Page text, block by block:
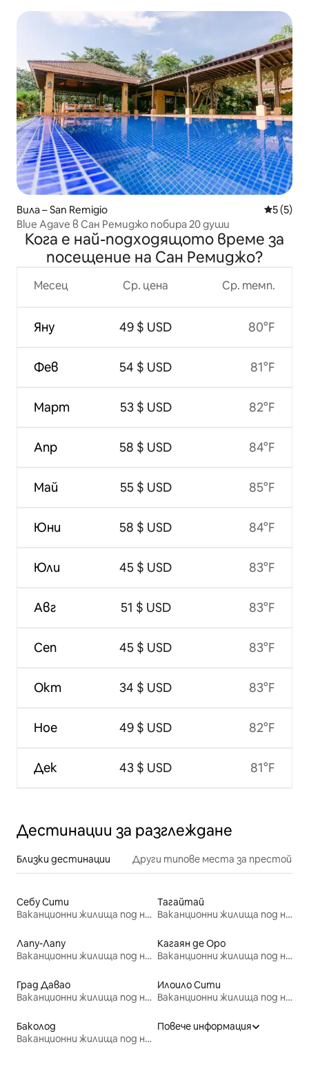
Вила – San Remigio Средна
5 (5)
Blue Agave в Сан Ремиджо побира 20 души
Кога е най-подходящото време за
посещение на Сан Ремиджо?
Месец
Яну
Фев
Март
Апр
Май
Юни
Юли
Авг
Сеп
Окт
Ное
Дек
Ср. цена
49 $ USD
54 $ USD
53 $ USD
58 $ USD
55 $ USD
58 $ USD
45 $ USD
51 $ USD
45 $ USD
34 $ USD
49 $ USD
43 $ USD
Ср. темп.
80°F
81°F
82°F
84°F
85°F
84°F
83°F
83°F
83°F
83°F
82°F
81°F
Дестинации за разглеждане
Близки дестинации Други типове места за престой
Себу Сити
Ваканционни жилища под наем
Тагайтай
Ваканционни жилища под наем
Лапу-Лапу
Ваканционни жилища под наем
Кагаян де Оро
Ваканционни жилища под наем
Град Давао
Ваканционни жилища под наем
Илоило Сити
Ваканционни жилища под наем
Баколод
Ваканционни жилища под наем
Повече информация